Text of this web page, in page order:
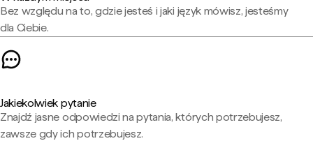
Bez względu na to, gdzie jesteś i jaki język mówisz, jesteśmy
dla Ciebie.
Jakiekolwiek pytanie
Znajdź jasne odpowiedzi na pytania, których potrzebujesz,
zawsze gdy ich potrzebujesz.